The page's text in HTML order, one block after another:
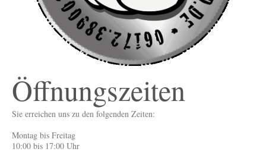
Öffnungszeiten
Sie erreichen uns zu den folgenden Zeiten:
Montag bis Freitag
10:00 bis 17:00 Uhr